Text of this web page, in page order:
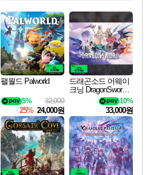
최대 90% 할인가를 만나보세요!
네이버혜택과 함께 만나보세요!
50%할인&추가 적립까지!
이니&베니 혜택까지!
네이버 혜택가와 함께 예약하세요!
할인&네이버혜택으로 만나보세요!
네이버페이 혜택과 만나보세요!
네이버 포인트 혜택까지!
할인가에 만나보세요!
일부 에디션 상시 할인!
혜택으로 예약 판매 중
편안하게 충전하세요
팰월드 Palworld
32,000
5%
25% 24,000원
드래곤소드 어웨이
크닝 DragonSword A
10%
33,000원